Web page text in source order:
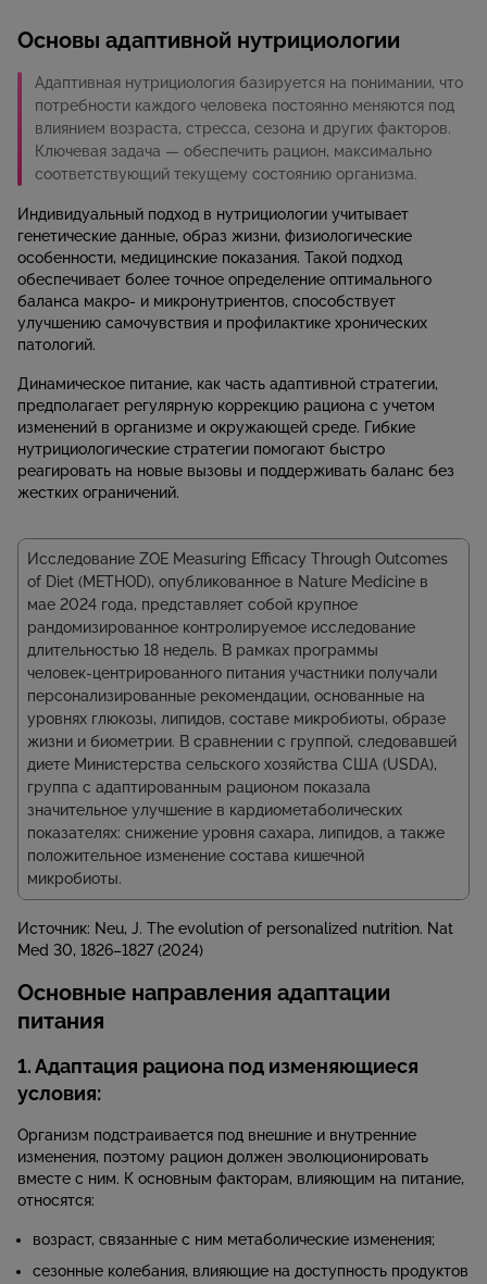
Основы адаптивной нутрициологии
Адаптивная нутрициология базируется на понимании, что
потребности каждого человека постоянно меняются под
влиянием возраста, стресса, сезона и других факторов.
Ключевая задача — обеспечить рацион, максимально
соответствующий текущему состоянию организма.
Индивидуальный подход в нутрициологии учитывает
генетические данные, образ жизни, физиологические
особенности, медицинские показания. Такой подход
обеспечивает более точное определение оптимального
баланса макро- и микронутриентов, способствует
улучшению самочувствия и профилактике хронических
патологий.
Динамическое питание, как часть адаптивной стратегии,
предполагает регулярную коррекцию рациона с учетом
изменений в организме и окружающей среде. Гибкие
нутрициологические стратегии помогают быстро
реагировать на новые вызовы и поддерживать баланс без
жестких ограничений.
Исследование ZOE Measuring Efficacy Through Outcomes
of Diet (METHOD), опубликованное в Nature Medicine в
мае 2024 года, представляет собой крупное
рандомизированное контролируемое исследование
длительностью 18 недель. В рамках программы
человек‑центрированного питания участники получали
персонализированные рекомендации, основанные на
уровнях глюкозы, липидов, составе микробиоты, образе
жизни и биометрии. В сравнении с группой, следовавшей
диете Министерства сельского хозяйства США (USDA),
группа с адаптированным рационом показала
значительное улучшение в кардиометаболических
показателях: снижение уровня сахара, липидов, а также
положительное изменение состава кишечной
микробиоты.
Источник: Neu, J. The evolution of personalized nutrition. Nat
Med 30, 1826–1827 (2024)
Основные направления адаптации
питания
1. Адаптация рациона под изменяющиеся
условия:
Организм подстраивается под внешние и внутренние
изменения, поэтому рацион должен эволюционировать
вместе с ним. К основным факторам, влияющим на питание,
относятся:
возраст, связанные с ним метаболические изменения;
сезонные колебания, влияющие на доступность продуктов